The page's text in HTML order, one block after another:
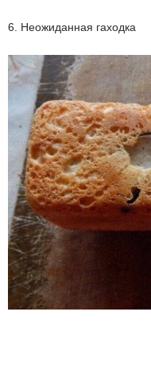
6. Неожиданная гаходка